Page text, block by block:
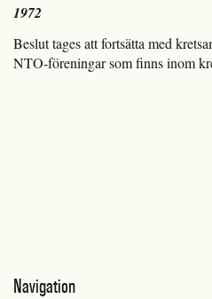
1972
Beslut tages att fortsätta med
NTO-föreningar som finns inom
Navigation